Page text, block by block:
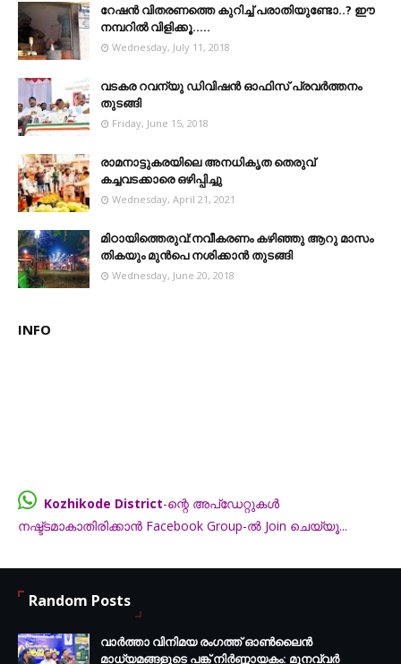
റേഷൻ വിതരണത്തെ കുറിച്ച് പരാതിയുണ്ടോ..? ഈ
നമ്പറില്‍ വിളിക്കൂ.....
Wednesday, July 11, 2018
വടകര റവന്യു ഡിവിഷൻ ഓഫിസ് പ്രവർത്തനം
തുടങ്ങി
Friday, June 15, 2018
രാമനാട്ടുകരയിലെ അനധികൃത തെരുവ്
കച്ചവടക്കാരെ ഒഴിപ്പിച്ചു
Wednesday, April 21, 2021
മിഠായിത്തെരുവ്:നവീകരണം കഴിഞ്ഞു ആറു മാസം
തികയും മുൻപെ നശിക്കാൻ തുടങ്ങി
Wednesday, June 20, 2018
INFO
Kozhikode District
-ന്റെ അപ്ഡേറ്റുകൾ
നഷ്ട്ടമാകാതിരിക്കാൻ Facebook Group-ൽ Join ചെയ്യൂ...
Random Posts
വാർത്താ വിനിമയ രംഗത്ത് ഓൺലൈൻ
മാധ്യമങ്ങളുടെ പങ്ക് നിർണ്ണായകം: മുനവ്വർ